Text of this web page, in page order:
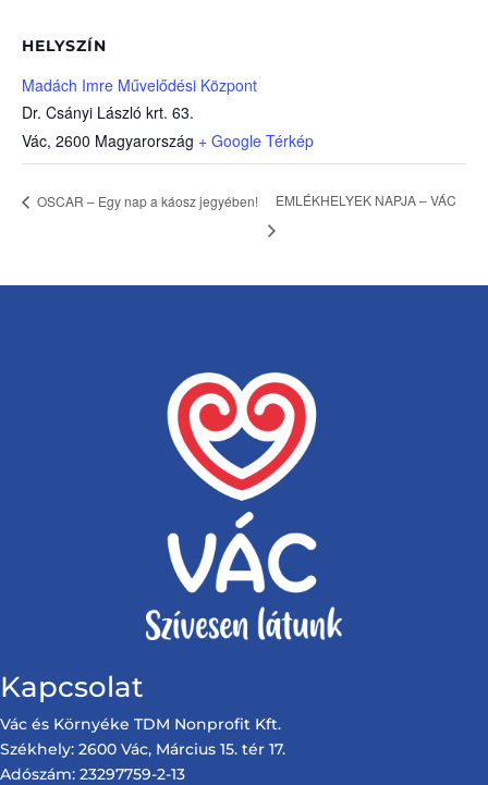
HELYSZÍN
Madách Imre Művelődési Központ
Dr. Csányi László krt. 63.
Vác, 2600 Magyarország + Google Térkép
OSCAR – Egy nap a káosz jegyében! EMLÉKHELYEK NAPJA – VÁC
Kapcsolat
Vác és Környéke TDM Nonprofit Kft.
Székhely: 2600 Vác, Március 15. tér 17.
Adószám: 23297759-2-13